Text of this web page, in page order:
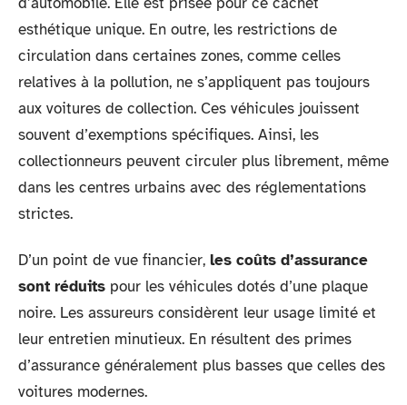
esthétique unique. En outre, les restrictions de
circulation dans certaines zones, comme celles
relatives à la pollution, ne s’appliquent pas toujours
aux voitures de collection. Ces véhicules jouissent
souvent d’exemptions spécifiques. Ainsi, les
collectionneurs peuvent circuler plus librement, même
dans les centres urbains avec des réglementations
strictes.
D’un point de vue financier, les coûts d’assurance
sont réduits pour les véhicules dotés d’une plaque
noire. Les assureurs considèrent leur usage limité et
leur entretien minutieux. En résultent des primes
d’assurance généralement plus basses que celles des
voitures modernes.